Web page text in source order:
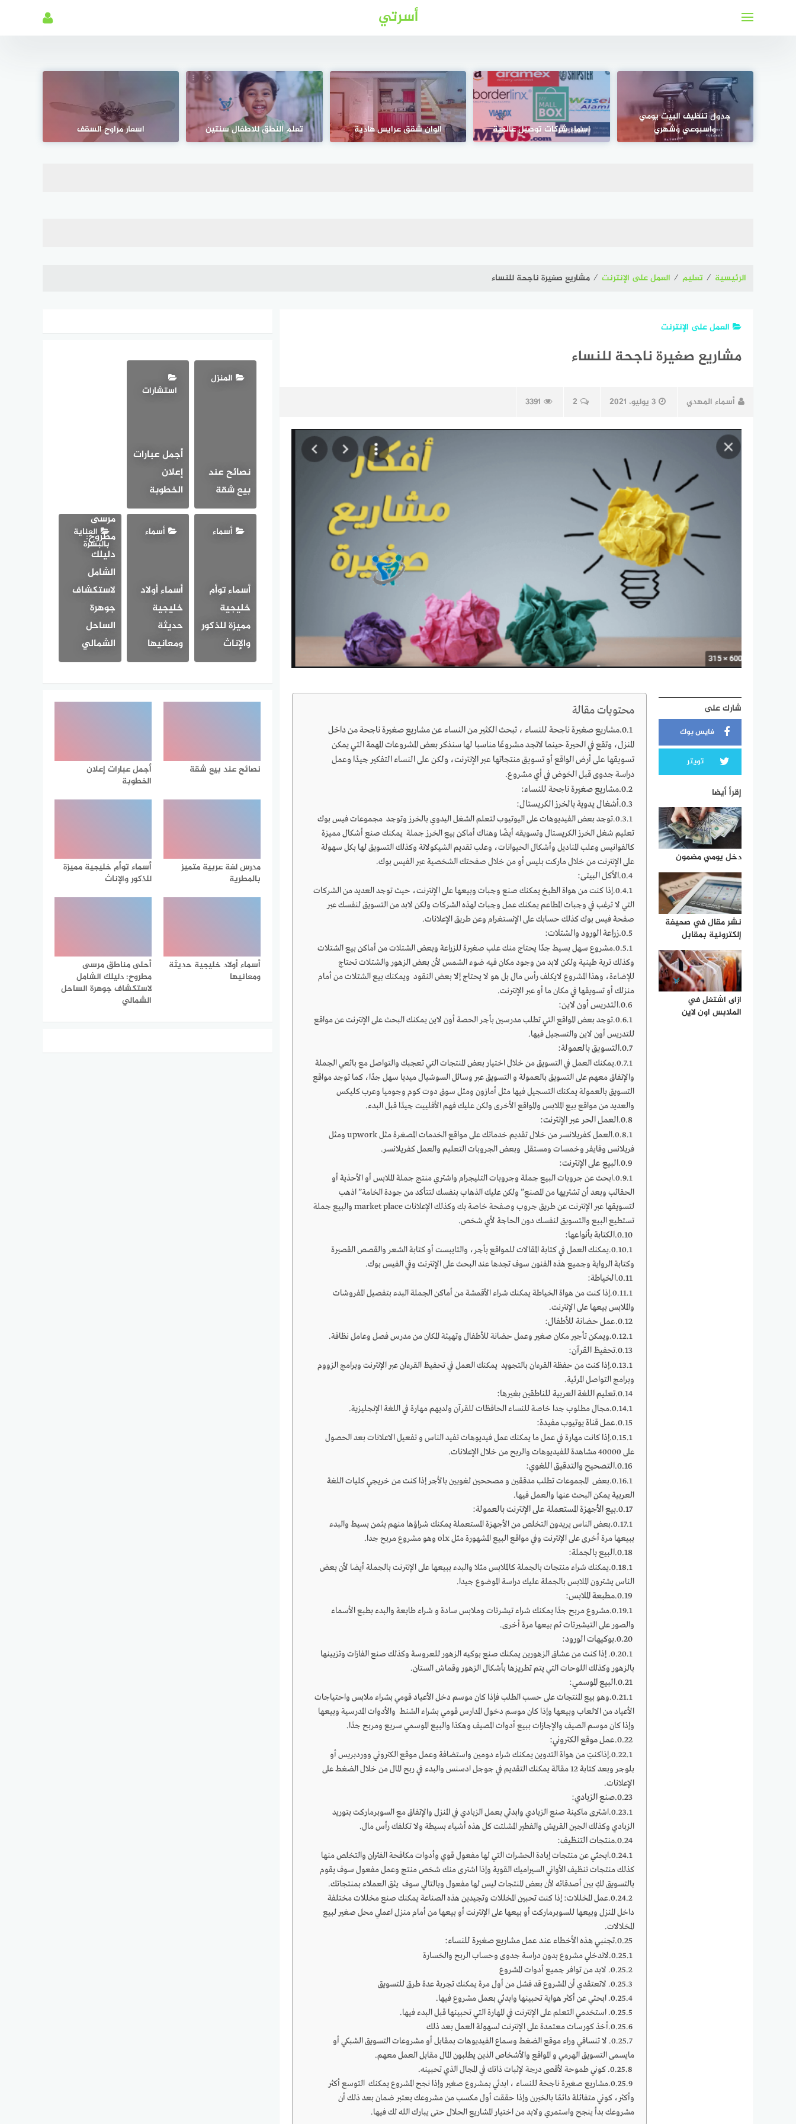
أسرتي
جدول تنظيف البيت يومي
واسبوعي وشهري
اسماء شركات توصيل عالمية الوان شقق عرايس هادية تعلم النطق للاطفال سنتين اسعار مراوح السقف
الرئيسية ⁄ تعليم ⁄ العمل على الإنترنت ⁄ مشاريع صغيرة ناجحة للنساء
العمل على الإنترنت
مشاريع صغيرة ناجحة للنساء
أسماء المهدي 3 يوليو، 2021 2
3391
محتويات مقالة
مشاريع صغيرة ناجحة للنساء ، تبحث الكثير من النساء عن مشاريع صغيرة ناجحة من داخل
المنزل، وتقع في الحيرة حينما لاتجد مشروعًا مناسبا لها سنذكر بعض المشروعات المهمة التي يمكن
تسويقها على أرض الواقع أو تسويق منتجاتها عبر الإنترنت، ولكن على النساء التفكير جيدًا وعمل
دراسة جدوى قبل الخوض في أي مشروع.
مشاريع صغيرة ناجحة للنساء:
أشغال يدوية بالخرز الكريستال:
توجد بعض الفيديوهات على اليوتيوب لتعلم الشغل اليدوي بالخرز وتوجد مجموعات فيس بوك
تعليم شغل الخرز الكريستال وتسويقه أيضًا وهناك أماكن بيع الخرز جملة يمكنك صنع أشكال مميزة
كالفوانيس وعلب المناديل وأشكال الحيوانات، وعلب تقديم الشيكولاتة وكذلك التسويق لها بكل سهولة
على الإنترنت من خلال ماركت بليس أو من خلال صفحتك الشخصية عبر الفيس بوك.
الأكل البيتى:
إذا كنت من هواة الطبخ يمكنك صنع وجبات وبيعها على الإنترنت، حيث توجد العديد من الشركات
التي لا ترغب في وجبات المطاعم يمكنك عمل وجبات لهذه الشركات ولكن لابد من التسويق لنفسك عبر
صفحة فيس بوك كذلك حسابك على الإنستغرام وعن طريق الإعلانات.
زراعة الورود والشتلات:
مشروع سهل بسيط جدًا يحتاج منك علب صغيرة للزراعة وبعض الشتلات من أماكن بيع الشتلات
وكذلك تربة طينية ولكن لابد من وجود مكان فيه ضوء الشمس لأن بعض الزهور والشتلات تحتاج
للإضاءة، وهذا المشروع لايكلف رأس مال بل هو لا يحتاج إلا بعض النقود ويمكنك بيع الشتلات من أمام
منزلك أو تسويقها في مكان ما أو عبر الإنترنت.
التدريس أون لاين:
توجد بعض المواقع التي تطلب مدرسين بأجر الحصة أون لاين يمكنك البحث على الإنترنت عن مواقع
للتدريس أون لاين والتسجيل فيها.
التسويق بالعمولة:
يمكنك العمل في التسويق من خلال اختيار بعض المنتجات التي تعجبك والتواصل مع بائعي الجملة
والإتفاق معهم على التسويق بالعمولة و التسويق عبر وسائل السوشيال ميديا سهل جدًا، كما توجد مواقع
التسويق بالعمولة يمكنك التسجيل فيها مثل أمازون ومثل سوق دوت كوم وجوميا وعرب كليكس
والعديد من مواقع بيع الملابس والمواقع الأخرى ولكن عليك فهم الأفلييت جيدًا قبل البدء.
العمل الحر عبر الإنترنت:
العمل كفريلانسر من خلال تقديم خدماتك على مواقع الخدمات المصغرة مثل upwork ومثل
فريلانس وفايفر وخمسات ومستقل وبعض الجروبات التعليم والعمل كفريلانسر.
البيع على الإنترنت:
ابحث عن جروبات البيع جملة وجروبات التليجرام واشتري منتج جملة الملابس أو الأحذية أو
الحقائب وبعد أن تشتريها من المصنع” ولكن عليك الذهاب بنفسك لتتأكد من جودة الخامة” اذهب
لتسويقها عبر الإنترنت عن طريق جروب وصفحة خاصة بك وكذلك الإعلانات market place والبيع جملة
تستطيع البيع والتسويق لنفسك دون الحاجة لأي شخص.
الكتابة بأنواعها:
يمكنك العمل في كتابة المقالات للمواقع بأجر، والتايبست أو كتابة الشعر والقصص القصيرة
وكتابة الرواية وجميع هذه الفنون سوف تجدها عند البحث على الإنترنت وفي الفيس بوك.
الخياطة:
إذا كنت من هواة الخياطة يمكنك شراء الأقمشة من أماكن الجملة البدء بتفصيل المفروشات
والملابس بيعها على الإنترنت.
عمل حضانة للأطفال:
ويمكن تأجير مكان صغير وعمل حضانة للأطفال وتهيئة المكان من مدرس فصل وعامل نظافة.
تحفيظ القرآن:
إذا كنت من حفظة القرءان بالتجويد يمكنك العمل في تحفيظ القرءان عبر الإنترنت وبرامج الزووم
وبرامج التواصل المرئية.
تعليم اللغة العربية للناطقين بغيرها:
مجال مطلوب جدا خاصة للنساء الحافظات للقرآن ولديهم مهارة في اللغة الإنجليزية.
عمل قناة يوتيوب مفيدة:
إذا كانت مهارة في عمل ما يمكنك عمل فيديوهات تفيد الناس و تفعيل الاعلانات بعد الحصول
على 40000 مشاهدة للفيديوهات والربح من خلال الإعلانات.
التصحيح والتدقيق اللغوي:
بعض المجموعات تطلب مدققين و مصححين لغويين بالأجر إذا كنت من خريجي كليات اللغة
العربية يمكن البحث عنها والعمل فيها.
بيع الأجهزة المستعملة على الإنترنت بالعمولة:
بعض الناس يريدون التخلص من الأجهزة المستعملة يمكنك شراؤها منهم بثمن بسيط والبدء
ببيعها مرة أخرى على الإنترنت وفي مواقع البيع المشهورة مثل olx وهو مشروع مربح جدا.
البيع بالجملة:
يمكنك شراء منتجات بالجملة كالملابس مثلا والبدء ببيعها على الإنترنت بالجملة أيضا لأن بعض
الناس يشترون الملابس بالجملة عليك دراسة الموضوع جيدا.
مطبعة الملابس:
مشروع مربح جدًا يمكنك شراء تيشرتات وملابس سادة و شراء طابعة والبدء بطبع الأسماء
والصور على التيشيرتات ثم بيعها مرة أخرى.
بوكيهات الورود:
إذا كنت من عشاق الزهورين يمكنك صنع بوكيه الزهور للعروسة وكذلك صنع الفازات وتزيينها
بالزهور وكذلك اللوحات التي يتم تطريزها بأشكال الزهور وقماش الستان.
البيع الموسمي:
وهو بيع المنتجات على حسب الطلب فإذا كان موسم دخل الأعياد قومي بشراء ملابس واحتياجات
الأعياد من الالعاب وبيعها وإذا كان موسم دخول المدارس قومي بشراء الشنط والأدوات المدرسية وبيعها
وإذا كان موسم الصيف والإجازات ببيع أدوات المصيف وهكذا والبيع الموسمي سريع ومربح جدًا.
عمل موقع الكتروني:
إذاكنتِ من هواة التدوين يمكنك شراء دومين واستضافة وعمل موقع الكتروني ووردبريس أو
بلوجر وبعد كتابة 12 مقالة يمكنك التقديم في جوجل ادسنس والبدء في ربح المال من خلال الضغط على
الإعلانات.
صنع الزبادي:
اشترى ماكينة صنع الزبادي وابدئي بعمل الزبادي في المنزل والإتفاق مع السوبرماركت بتوريد
الزبادي وكذلك الجبن القريش والفطير المشلتت كل هذه أشياء بسيطة ولا تكلفك رأس مال.
منتجات التنظيف:
ابحثي عن منتجات إبادة الحشرات التي لها مفعول قوي وأدوات مكافحة الفئران والتخلص منها
كذلك منتجات تنظيف الأواني السيراميك القوية وإذا اشترى منك شخص منتج وعمل مفعول سوف يقوم
بالتسويق لكِ بين أصدقائه لأن بعض المنتجات ليس لها مفعول وبالتالي سوف يثق العملاء بمنتجاتك.
عمل المخللات: إذا كنت تحبين المخللات وتجيدين هذه الصناعة يمكنك صنع مخللات مختلفة
داخل المنزل وبيعها للسوبرماركت أو بيعها على الإنترنت أو بيعها من أمام منزل اعملي محل صغير لبيع
المخلالات.
تجنبي هذه الأخطاء عند عمل مشاريع صغيرة للنساء:
لاتدخلي مشروع بدون دراسة جدوى وحساب الربح والخسارة
لابد من توافر جميع أدوات المشروع
لاتعتقدي أن المشروع قد فشل من أول مرة يمكنك تجربة عدة طرق للتسويق
ابحثي عن أكثر هواية تحبينها وابدئي بعمل مشروع فيها.
استخدمي التعلم على الإنترنت في المهارة التي تحبينها قبل البدء فيها.
أخذ كورسات معتمدة على الإنترنت لسهولة العمل بعد ذلك
لا تنساقي وراء موقع الضغط وسماع الفيديوهات بمقابل أو مشروعات التسويق الشبكي أو
مايسمى التسويق الهرمي و المواقع والأشخاص الذين يطلبون المال مقابل العمل معهم.
كوني طموحة لأقصى درجة لإثبات ذاتك في المجال الذي تحبينه.
مشاريع صغيرة ناجحة للنساء ، ابدئي بمشروع صغير وإذا نجح المشروع يمكنك التوسع أكثر
وأكثر، كوني متفائلة دائمًا بالخيرن وإذا حققت أول مكسب من مشروعك يعتبر ضمان بعد ذلك أن
مشروعك بدأ ينجح واستمري ولابد من اختيار المشاريع الحلال حتى يبارك الله لك فيها.
شارك على
فايس بوك
تويتر
إقرأ أيضا
دخل يومي مضمون
نشر مقال في صحيفة
إلكترونية بمقابل
ازاى اشتغل في
الملابس اون لاين
المنزل
نصائح عند
بيع شقة
استشارات
أجمل عبارات
إعلان
الخطوبة
أسماء
أسماء توأم
خليجية
مميزة للذكور
والإناث
أسماء
أسماء أولاد
خليجية
حديثة
ومعانيها
العناية
بالبشرة
مرسى
مطروح:
دليلك
الشامل
لاستكشاف
جوهرة
الساحل
الشمالي
نصائح عند بيع شقة
أجمل عبارات إعلان
الخطوبة
مدرس لغة عربية متميز
بالمطرية
أسماء توأم خليجية مميزة
للذكور والإناث
أسماء أولاد خليجية حديثة
ومعانيها
أحلى مناطق مرسى
مطروح: دليلك الشامل
لاستكشاف جوهرة الساحل
الشمالي